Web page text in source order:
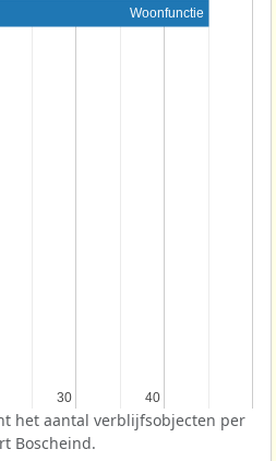
30
30 40
40
Woonfunctie
het aantal verblijfsobjecten per
Boscheind.